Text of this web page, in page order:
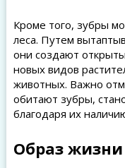
Кроме того, зубры
леса. Путем
они создают
новых видов
животных. Важно
обитают зубры,
благодаря их
Образ жизни